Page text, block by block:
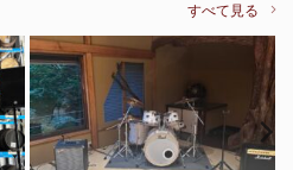
すべて見る